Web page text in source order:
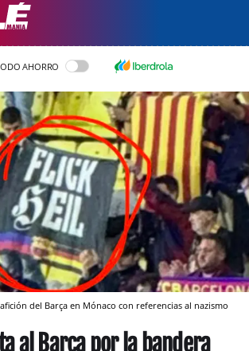
AHORRO
del Barça en Mónaco con referencias al nazismo
al Barça por la bandera